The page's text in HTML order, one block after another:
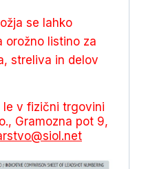
se lahko
orožno listino za
streliva in delov
le v fizični trgovini
Gramozna pot 9,